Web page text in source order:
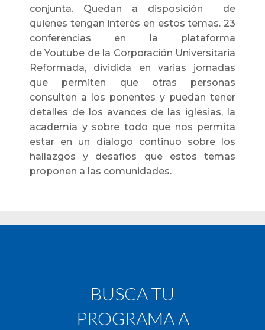
conjunta. Quedan a disposición de
quienes tengan interés en estos temas. 23
conferencias en la plataforma
de Youtube de la Corporación Universitaria
Reformada, dividida en varias jornadas
que permiten que otras personas
consulten a los ponentes y puedan tener
detalles de los avances de las iglesias, la
academia y sobre todo que nos permita
estar en un dialogo continuo sobre los
hallazgos y desafíos que estos temas
proponen a las comunidades.
BUSCA TU
PROGRAMA A